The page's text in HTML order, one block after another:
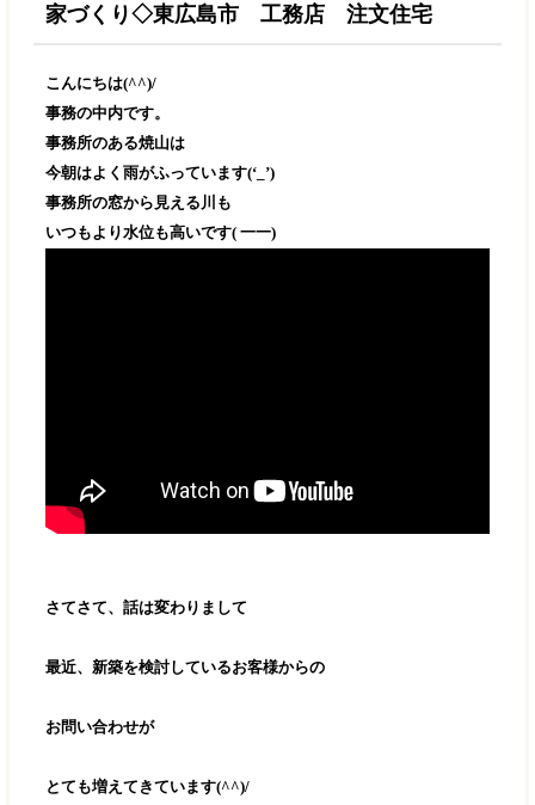
家づくり◇東広島市 工務店 注文住宅
こんにちは(^^)/
事務の中内です。
事務所のある焼山は
今朝はよく雨がふっています(‘_’)
事務所の窓から見える川も
いつもより水位も高いです( 一一)
さてさて、話は変わりまして
最近、新築を検討しているお客様からの
お問い合わせが
とても増えてきています(^^)/